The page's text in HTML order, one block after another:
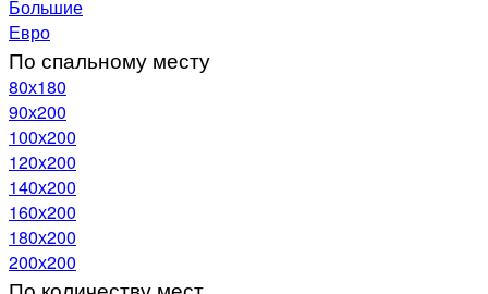
Большие
Евро
По спальному месту
80х180
90х200
100х200
120x200
140х200
160х200
180х200
200х200